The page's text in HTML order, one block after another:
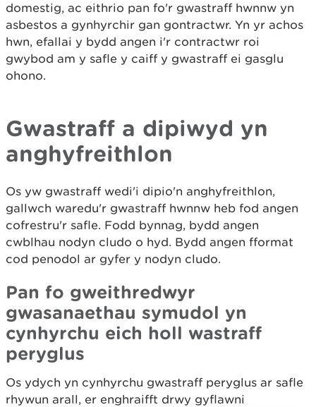
domestig, ac eithrio pan fo'r gwastraff hwnnw yn
asbestos a gynhyrchir gan gontractwr. Yn yr achos
hwn, efallai y bydd angen i'r contractwr roi
gwybod am y safle y caiff y gwastraff ei gasglu
ohono.
Gwastraff a dipiwyd yn
anghyfreithlon
Os yw gwastraff wedi'i dipio'n anghyfreithlon,
gallwch waredu'r gwastraff hwnnw heb fod angen
cofrestru'r safle. Fodd bynnag, bydd angen
cwblhau nodyn cludo o hyd. Bydd angen fformat
cod penodol ar gyfer y nodyn cludo.
Pan fo gweithredwyr
gwasanaethau symudol yn
cynhyrchu eich holl wastraff
peryglus
Os ydych yn cynhyrchu gwastraff peryglus ar safle
rhywun arall, er enghraifft drwy gyflawni